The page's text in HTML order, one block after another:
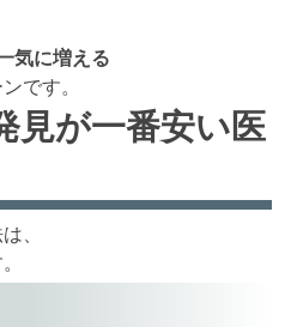
気に増える
です。
が一番安い医
、